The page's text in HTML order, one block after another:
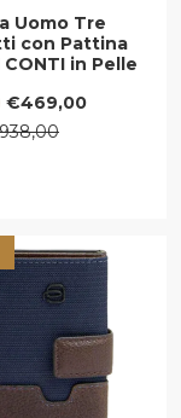
Uomo Tre
con Pattina
CONTI in Pelle
di vendita
€469,00
regolare